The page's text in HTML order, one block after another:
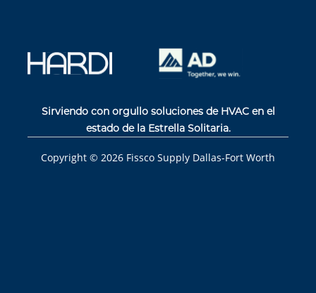
Sirviendo con orgullo soluciones de HVAC en el
estado de la Estrella Solitaria.
Copyright © 2026 Fissco Supply Dallas-Fort Worth